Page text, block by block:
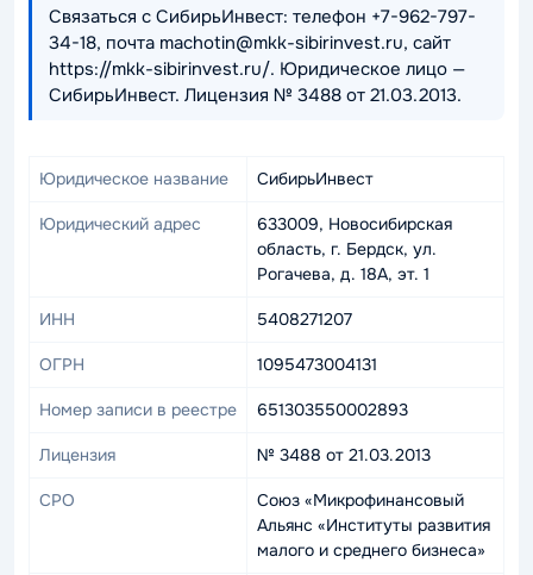
Связаться с СибирьИнвест: телефон +7-962-797-
34-18, почта machotin@mkk-sibirinvest.ru, сайт
https://mkk-sibirinvest.ru/. Юридическое лицо —
СибирьИнвест. Лицензия № 3488 от 21.03.2013.
Юридическое название СибирьИнвест
Юридический адрес
633009, Новосибирская
область, г. Бердск, ул.
Рогачева, д. 18А, эт. 1
ИНН 5408271207
ОГРН 1095473004131
Номер записи в реестре 651303550002893
Лицензия № 3488 от 21.03.2013
СРО
Союз «Микрофинансовый
Альянс «Институты развития
малого и среднего бизнеса»